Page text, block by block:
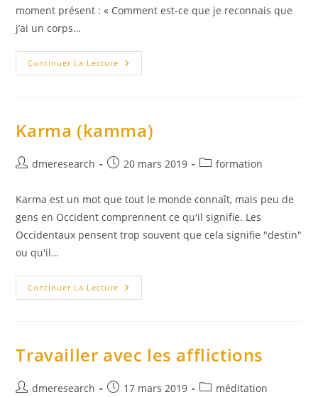
moment présent : « Comment est-ce que je reconnais que
j’ai un corps…
Continuer La Lecture Méditation
:
Karma (kamma)
Auteur/autrice
la
publication :
dmeresearch
Publication
20 mars 2019
Postformation
Karma est un mot que tout le monde connaît, mais peu de
gens en Occident comprennent ce qu'il signifie. Les
Occidentaux pensent trop souvent que cela signifie "destin"
ou qu'il…
Continuer La Lecture Karma
(kamma)
Travailler avec les afflictions
Auteur/autrice
dmeresearch
Publication
17 mars 2019
Postméditation